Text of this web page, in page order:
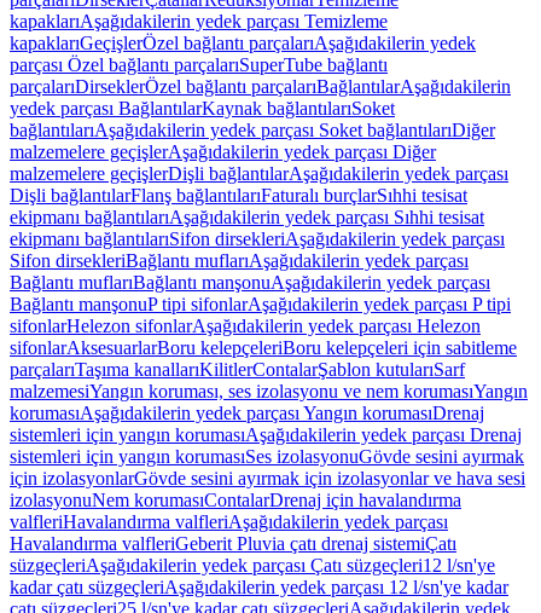
kapaklarıAşağıdakilerin yedek parçası Temizleme
kapaklarıGeçişlerÖzel bağlantı parçalarıAşağıdakilerin yedek
parçası Özel bağlantı parçalarıSuperTube bağlantı
parçalarıDirseklerÖzel bağlantı parçalarıBağlantılarAşağıdakilerin
yedek parçası BağlantılarKaynak bağlantılarıSoket
bağlantılarıAşağıdakilerin yedek parçası Soket bağlantılarıDiğer
malzemelere geçişlerAşağıdakilerin yedek parçası Diğer
malzemelere geçişlerDişli bağlantılarAşağıdakilerin yedek parçası
Dişli bağlantılarFlanş bağlantılarıFaturalı burçlarSıhhi tesisat
ekipmanı bağlantılarıAşağıdakilerin yedek parçası Sıhhi tesisat
ekipmanı bağlantılarıSifon dirsekleriAşağıdakilerin yedek parçası
Sifon dirsekleriBağlantı muflarıAşağıdakilerin yedek parçası
Bağlantı muflarıBağlantı manşonuAşağıdakilerin yedek parçası
Bağlantı manşonuP tipi sifonlarAşağıdakilerin yedek parçası P tipi
sifonlarHelezon sifonlarAşağıdakilerin yedek parçası Helezon
sifonlarAksesuarlarBoru kelepçeleriBoru kelepçeleri için sabitleme
parçalarıTaşıma kanallarıKilitlerContalarŞablon kutularıSarf
malzemesiYangın koruması, ses izolasyonu ve nem korumasıYangın
korumasıAşağıdakilerin yedek parçası Yangın korumasıDrenaj
sistemleri için yangın korumasıAşağıdakilerin yedek parçası Drenaj
sistemleri için yangın korumasıSes izolasyonuGövde sesini ayırmak
için izolasyonlarGövde sesini ayırmak için izolasyonlar ve hava sesi
izolasyonuNem korumasıContalarDrenaj için havalandırma
valfleriHavalandırma valfleriAşağıdakilerin yedek parçası
Havalandırma valfleriGeberit Pluvia çatı drenaj sistemiÇatı
süzgeçleriAşağıdakilerin yedek parçası Çatı süzgeçleri12 l/sn'ye
kadar çatı süzgeçleriAşağıdakilerin yedek parçası 12 l/sn'ye kadar
çatı süzgeçleri25 l/sn'ye kadar çatı süzgeçleriAşağıdakilerin yedek